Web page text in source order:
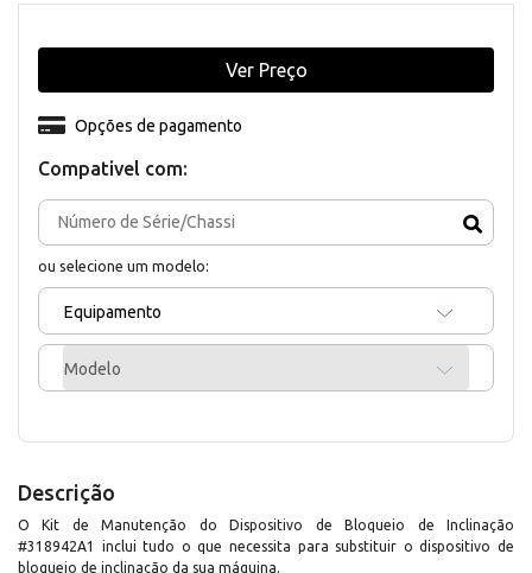
Compativel com:
ou selecione um modelo:
Equipamento
Modelo
Opções de pagamento
Ver Preço
Descrição
O Kit de Manutenção do Dispositivo de Bloqueio de Inclinação
#318942A1 inclui tudo o que necessita para substituir o dispositivo de
bloqueio de inclinação da sua máquina.